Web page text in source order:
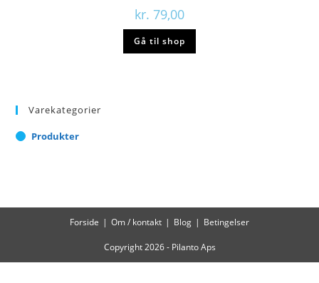
kr. 79,00
Gå til shop
Varekategorier
Produkter
Forside Om / kontakt Blog Betingelser
Copyright 2026 - Pilanto Aps